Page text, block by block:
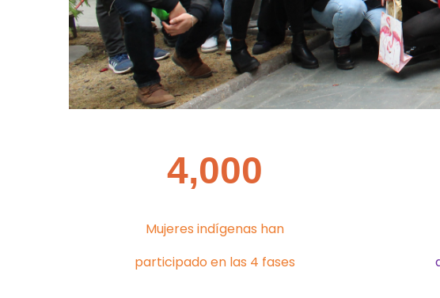
4,000
Mujeres indígenas han
participado en las 4 fases